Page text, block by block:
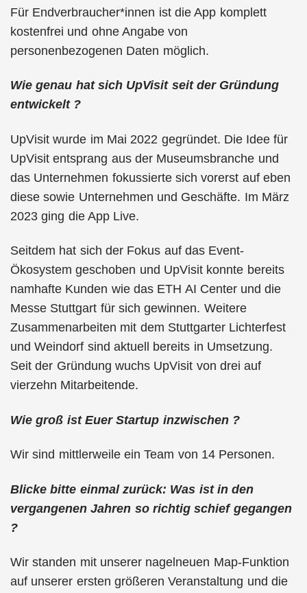
Für Endverbraucher*innen ist die App komplett
kostenfrei und ohne Angabe von
personenbezogenen Daten möglich.
Wie genau hat sich UpVisit seit der Gründung
entwickelt ?
UpVisit wurde im Mai 2022 gegründet. Die Idee für
UpVisit entsprang aus der Museumsbranche und
das Unternehmen fokussierte sich vorerst auf eben
diese sowie Unternehmen und Geschäfte. Im März
2023 ging die App Live.
Seitdem hat sich der Fokus auf das Event-
Ökosystem geschoben und UpVisit konnte bereits
namhafte Kunden wie das ETH AI Center und die
Messe Stuttgart für sich gewinnen. Weitere
Zusammenarbeiten mit dem Stuttgarter Lichterfest
und Weindorf sind aktuell bereits in Umsetzung.
Seit der Gründung wuchs UpVisit von drei auf
vierzehn Mitarbeitende.
Wie groß ist Euer Startup inzwischen ?
Wir sind mittlerweile ein Team von 14 Personen.
Blicke bitte einmal zurück: Was ist in den
vergangenen Jahren so richtig schief gegangen
?
Wir standen mit unserer nagelneuen Map-Funktion
auf unserer ersten größeren Veranstaltung und die